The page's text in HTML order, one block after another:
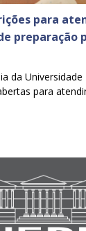
para
preparação
da Universidade
para